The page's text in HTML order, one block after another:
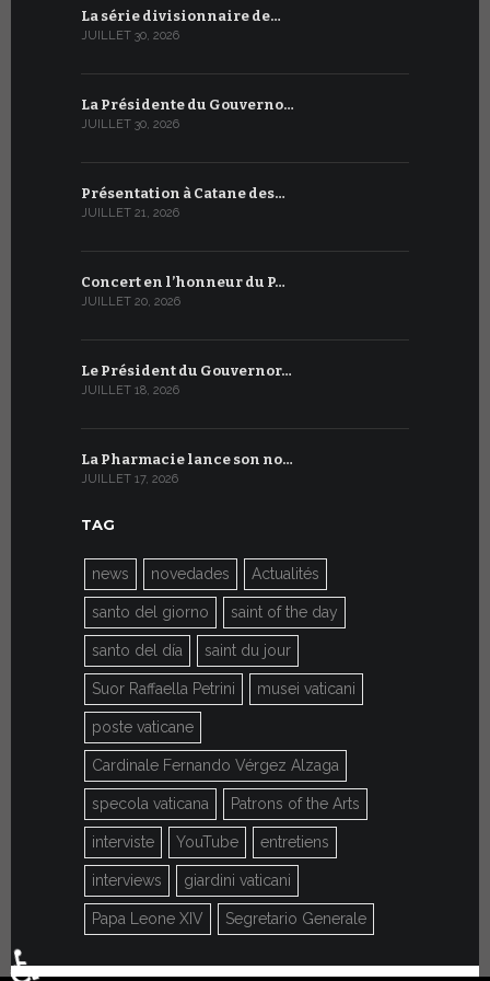
La série divisionnaire de…
JUILLET 30, 2026
La Présidente du Gouverno…
JUILLET 30, 2026
Présentation à Catane des…
JUILLET 21, 2026
Concert en l’honneur du P…
JUILLET 20, 2026
Le Président du Gouvernor…
JUILLET 18, 2026
La Pharmacie lance son no…
JUILLET 17, 2026
TAG
news novedades Actualités
santo del giorno saint of the day
santo del día saint du jour
Suor Raffaella Petrini musei vaticani
poste vaticane
Cardinale Fernando Vérgez Alzaga
specola vaticana Patrons of the Arts
interviste YouTube entretiens
interviews giardini vaticani
Papa Leone XIV Segretario Generale